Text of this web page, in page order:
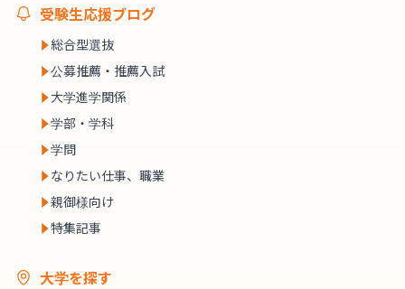
受験生応援ブログ
総合型選抜
公募推薦・推薦入試
大学進学関係
学部・学科
学問
なりたい仕事、職業
親御様向け
特集記事
大学を探す